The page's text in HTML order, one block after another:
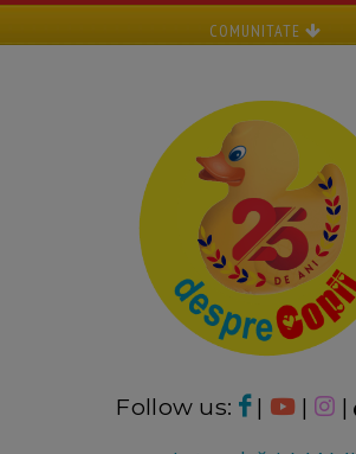
COMUNITATE
Follow us: | | |